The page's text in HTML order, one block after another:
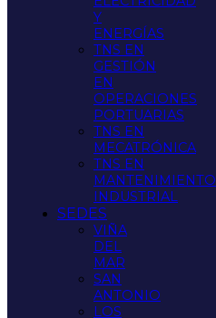
Y
ENERGÍAS
TNS EN
GESTIÓN
EN
OPERACIONES
PORTUARIAS
TNS EN
MECATRÓNICA
TNS EN
MANTENIMIENTO
INDUSTRIAL
SEDES
VIÑA
DEL
MAR
SAN
ANTONIO
LOS